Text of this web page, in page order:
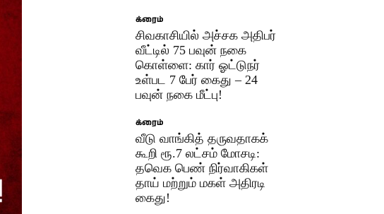
க்ரைம்
சிவகாசியில் அச்சக அதிபர்
வீட்டில் 75 பவுன் நகை
கொள்ளை: கார் ஓட்டுநர்
உள்பட 7 பேர் கைது – 24
பவுன் நகை மீட்பு!
க்ரைம்
வீடு வாங்கித் தருவதாகக்
கூறி ரூ.7 லட்சம் மோசடி:
தவெக பெண் நிர்வாகிகள்
தாய் மற்றும் மகள் அதிரடி
கைது!